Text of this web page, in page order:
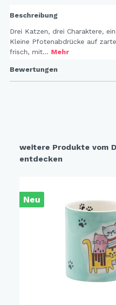
Beschreibung
Drei Katzen, drei Charaktere,
Kleine Pfotenabdrücke auf
frisch, mit… Mehr
Bewertungen
weitere Produkte vom
entdecken
Neu